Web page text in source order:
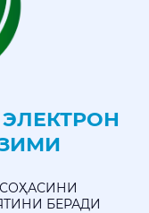
ЭЛЕКТРОН
БЕРАДИ